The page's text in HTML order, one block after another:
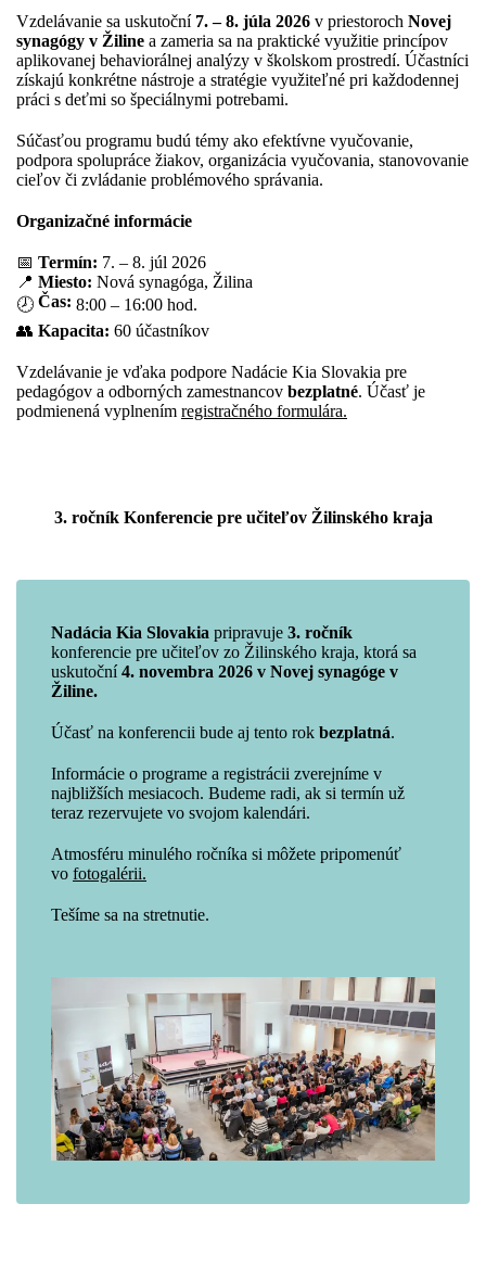
Vzdelávanie sa uskutoční 7. – 8. júla 2026 v priestoroch Novej
synagógy v Žiline a zameria sa na praktické využitie princípov
aplikovanej behaviorálnej analýzy v školskom prostredí. Účastníci
získajú konkrétne nástroje a stratégie využiteľné pri každodennej
práci s deťmi so špeciálnymi potrebami.
Súčasťou programu budú témy ako efektívne vyučovanie,
podpora spolupráce žiakov, organizácia vyučovania, stanovovanie
cieľov či zvládanie problémového správania.
Organizačné informácie
📅 Termín: 7. – 8. júl 2026
📍 Miesto: Nová synagóga, Žilina
🕗 Čas: 8:00 – 16:00 hod.
👥 Kapacita: 60 účastníkov
Vzdelávanie je vďaka podpore Nadácie Kia Slovakia pre
pedagógov a odborných zamestnancov bezplatné. Účasť je
podmienená vyplnením registračného formulára.
3. ročník Konferencie pre učiteľov Žilinského kraja
Nadácia Kia Slovakia pripravuje 3. ročník
konferencie pre učiteľov zo Žilinského kraja, ktorá sa
uskutoční4. novembra 2026 v Novej synagóge v
Žiline.
Účasť na konferencii bude aj tento rok bezplatná.
Informácie o programe a registrácii zverejníme v
najbližších mesiacoch. Budeme radi, ak si termín už
teraz rezervujete vo svojom kalendári.
Atmosféru minulého ročníka si môžete pripomenúť
vo fotogalérii.
Tešíme sa na stretnutie.